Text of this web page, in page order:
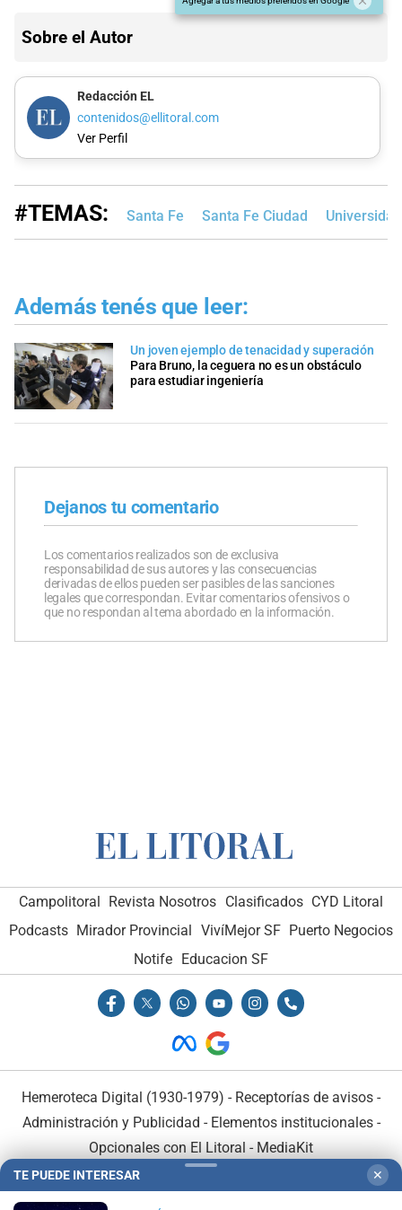
Sobre el Autor
Redacción EL
contenidos@ellitoral.com
Ver Perfil
#TEMAS: Santa Fe Santa Fe Ciudad
Además tenés que leer:
Un joven ejemplo de tenacidad y superación
Para Bruno, la ceguera no es un obstáculo
para estudiar ingeniería
Dejanos tu comentario
Los comentarios realizados son de exclusiva
responsabilidad de sus autores y las consecuencias
derivadas de ellos pueden ser pasibles de las sanciones
legales que correspondan. Evitar comentarios ofensivos o
que no respondan al tema abordado en la información.
Campolitoral Revista Nosotros Clasificados CYD Litoral
Podcasts Mirador Provincial VivíMejor SF Puerto Negocios
Notife
Educacion SF
Hemeroteca Digital (1930-1979) - Receptorías de avisos -
Administración y Publicidad - Elementos institucionales-
Opcionales con El Litoral - MediaKit
TE PUEDE INTERESAR ✕